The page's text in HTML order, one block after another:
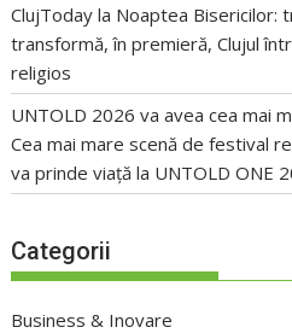
ClujToday la Noaptea Bisericilor:
transformă, în premieră, Clujul
religios
UNTOLD 2026 va avea cea mai
Cea mai mare scenă de festival
va prinde viață la UNTOLD ONE
Categorii
Business & Inovare